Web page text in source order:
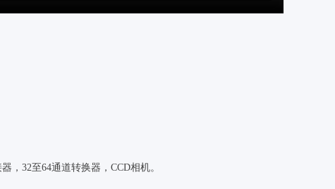
，32至64通道转换器，CCD相机。